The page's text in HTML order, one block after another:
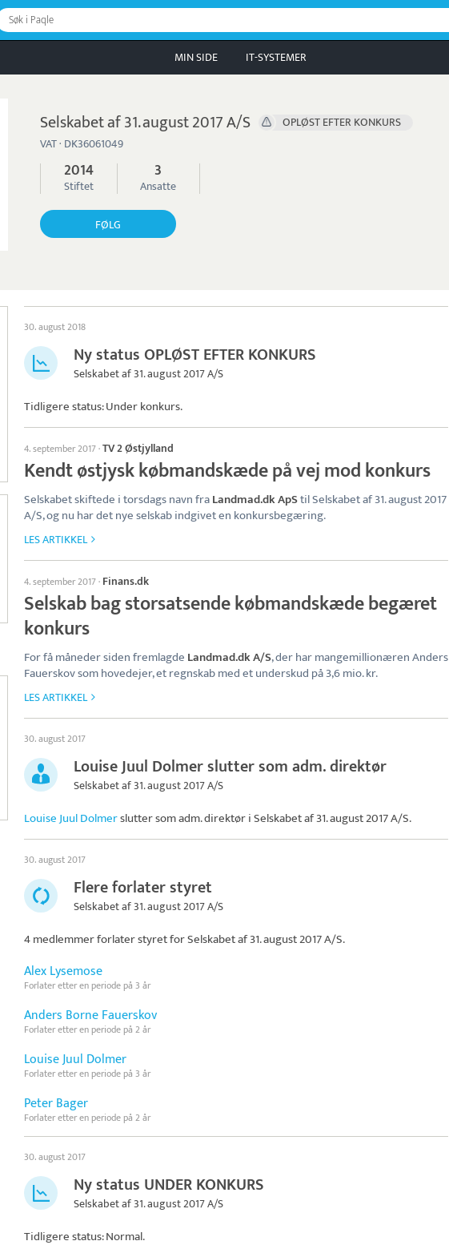
Søk i Paqle
MIN SIDE IT-SYSTEMER
Selskabet af 31. august 2017 A/S
OPLØST EFTER KONKURS
VAT · DK36061049
2014
Stiftet
3
Ansatte
FØLG
30. august 2018
Ny status OPLØST EFTER KONKURS
Selskabet af 31. august 2017 A/S
Tidligere status: Under konkurs.
4. september 2017·TV 2 Østjylland
Kendt østjysk købmandskæde på vej mod konkurs
Selskabet skiftede i torsdags navn fraLandmad.dk ApStil Selskabet af 31. august 2017
A/S, og nu har det nye selskab indgivet en konkursbegæring.
LES ARTIKKEL
4. september 2017· Finans.dk
Selskab bag storsatsende købmandskæde begæret
konkurs
For få måneder siden fremlagde Landmad.dk A/S, der har mangemillionæren Anders
Fauerskov som hovedejer, et regnskab med et underskud på 3,6 mio. kr.
LES ARTIKKEL
30. august 2017
Louise Juul Dolmer slutter som adm. direktør
Selskabet af 31. august 2017 A/S
Louise Juul Dolmerslutter som adm. direktør iSelskabet af 31. august 2017 A/S.
30. august 2017
Flere forlater styret
Selskabet af 31. august 2017 A/S
4 medlemmer forlater styret forSelskabet af 31. august 2017 A/S.
Alex Lysemose
Forlater etter en periode på 3 år
Anders Borne Fauerskov
Forlater etter en periode på 2 år
Louise Juul Dolmer
Forlater etter en periode på 3 år
Peter Bager
Forlater etter en periode på 2 år
30. august 2017
Ny status UNDER KONKURS
Selskabet af 31. august 2017 A/S
Tidligere status: Normal.